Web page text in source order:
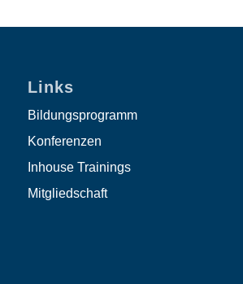
Links
Bildungsprogramm
Konferenzen
Inhouse Trainings
Mitgliedschaft